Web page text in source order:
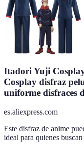
Itadori Yuji
Cosplay disfraz
uniforme disfraces
es.aliexpress.com
Este disfraz de anime
ideal para quienes